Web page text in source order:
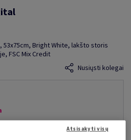
53x75cm, Bright White, lakšto storis
FSC Mix Credit
Nusiųsti kolegai
Atsisakyti visų